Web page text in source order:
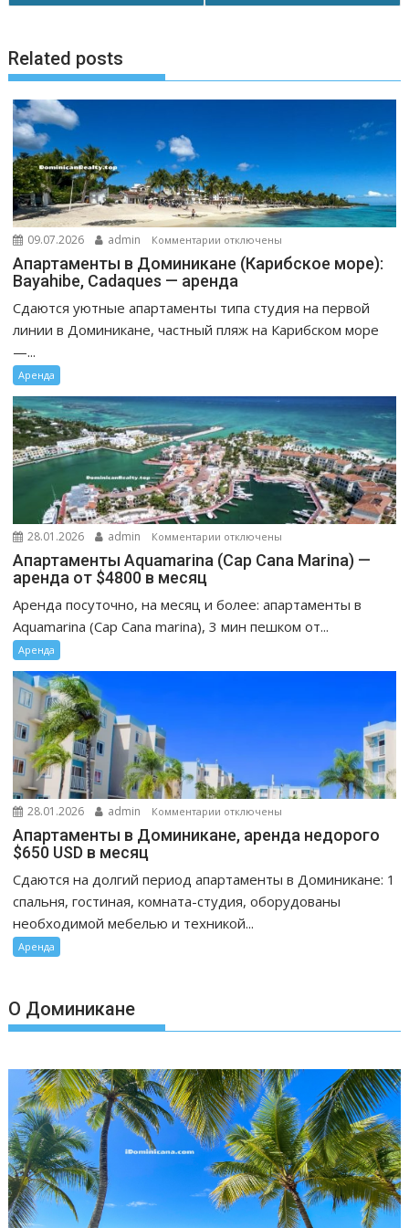
Related posts
09.07.2026 admin Комментарии к
записи
Апартаменты
Доминикане
(Карибское
Cadaques
—
аренда
отключены
Апартаменты в Доминикане (Карибское море):
Bayahibe, Cadaques — аренда
Сдаются уютные апартаменты типа студия на первой
линии в Доминикане, частный пляж на Карибском море
—...
Аренда
28.01.2026 admin Комментарии к
записи
Апартаменты
(Cap
Cana
—
месяц
отключены
Апартаменты Aquamarina (Cap Cana Marina) —
аренда от $4800 в месяц
Аренда посуточно, на месяц и более: апартаменты в
Aquamarina (Cap Cana marina), 3 мин пешком от...
Аренда
28.01.2026 admin Комментарии к
Апартаменты
Доминикане,
аренда
недорого
отключены
Апартаменты в Доминикане, аренда недорого
$650 USD в месяц
Сдаются на долгий период апартаменты в Доминикане: 1
спальня, гостиная, комната-студия, оборудованы
необходимой мебелью и техникой...
Аренда
О Доминикане